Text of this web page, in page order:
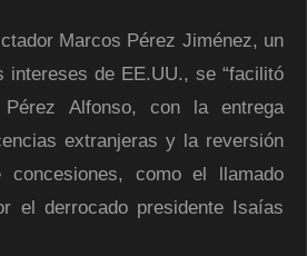
Marcos Pérez Jiménez, un
intereses de EE.UU., se “facilitó
Alfonso, con la entrega
extranjeras y la reversión
como el llamado
el derrocado presidente Isaías